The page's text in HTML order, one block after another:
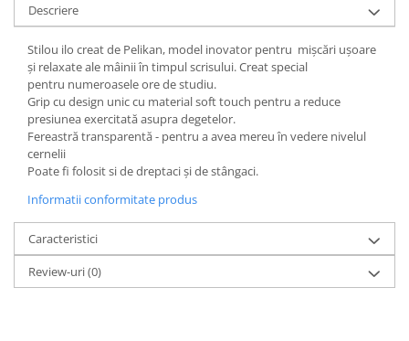
Descriere
Stilou ilo creat de Pelikan, model inovator pentru mișcări ușoare
și relaxate ale mâinii în timpul scrisului. Creat special
pentru numeroasele ore de studiu.
Grip cu design unic cu material soft touch pentru a reduce
presiunea exercitată asupra degetelor.
Fereastră transparentă - pentru a avea mereu în vedere nivelul
cernelii
Poate fi folosit si de dreptaci și de stângaci.
Informatii conformitate produs
Caracteristici
Review-uri(0)